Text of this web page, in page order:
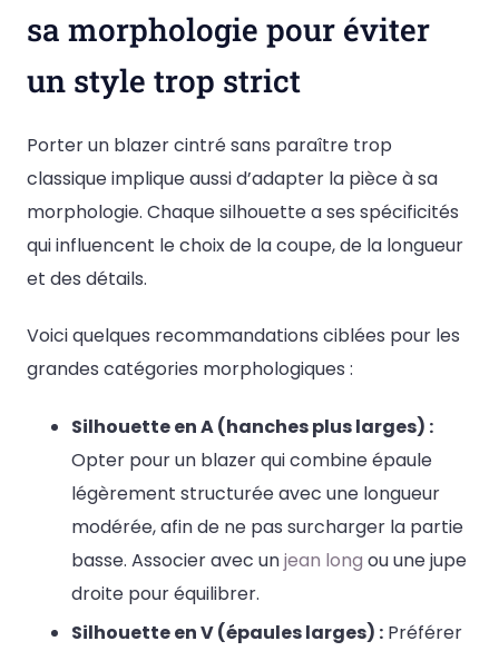
sa morphologie pour éviter
un style trop strict
Porter un blazer cintré sans paraître trop
classique implique aussi d’adapter la pièce à sa
morphologie. Chaque silhouette a ses spécificités
qui influencent le choix de la coupe, de la longueur
et des détails.
Voici quelques recommandations ciblées pour les
grandes catégories morphologiques :
Silhouette en A (hanches plus larges) :
Opter pour un blazer qui combine épaule
légèrement structurée avec une longueur
modérée, afin de ne pas surcharger la partie
basse. Associer avec unjean long ou une jupe
droite pour équilibrer.
Silhouette en V (épaules larges) : Préférer